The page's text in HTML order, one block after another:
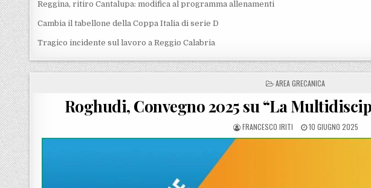
Reggina, ritiro Cantalupa: modifica al programma allenamenti
Cambia il tabellone della Coppa Italia di serie D
Tragico incidente sul lavoro a Reggio Calabria
POSTED IN
AREA GRECANICA
Roghudi, Convegno 2025 su “La
POSTED BY
FRANCESCO IRITI POSTED ON
10 GIUGNO 2025